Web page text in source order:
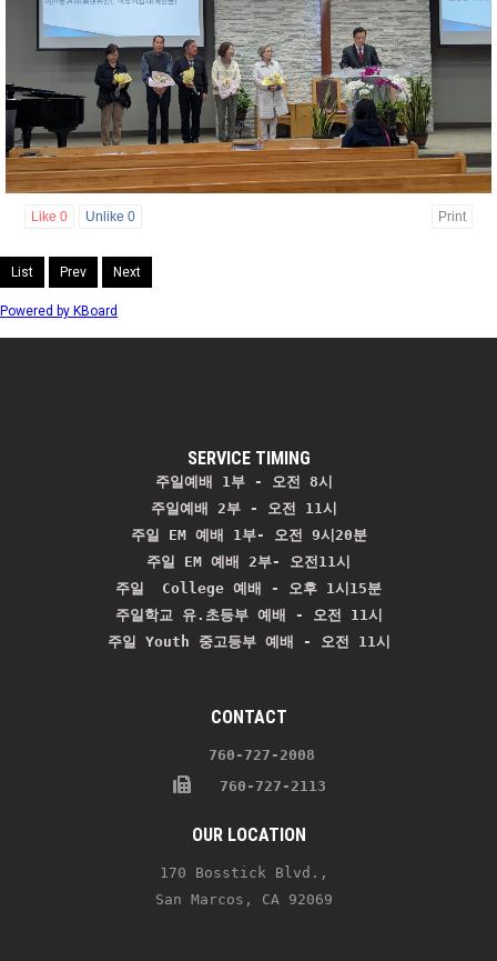
Like 0 Unlike 0 Print
List Prev Next
Powered by KBoard
SERVICE TIMING
주일예배 1부 - 오전 8시
주일예배 2부 - 오전 11시
주일 EM 예배 1부- 오전 9시20분
주일 EM 예배 2부- 오전11시
주일  College 예배 - 오후 1시15분
주일학교 유.초등부 예배 - 오전 11시
주일 Youth 중고등부 예배 - 오전 11시
CONTACT
760-727-2008
760-727-2113
OUR LOCATION
170 Bosstick Blvd.,
San Marcos, CA 92069